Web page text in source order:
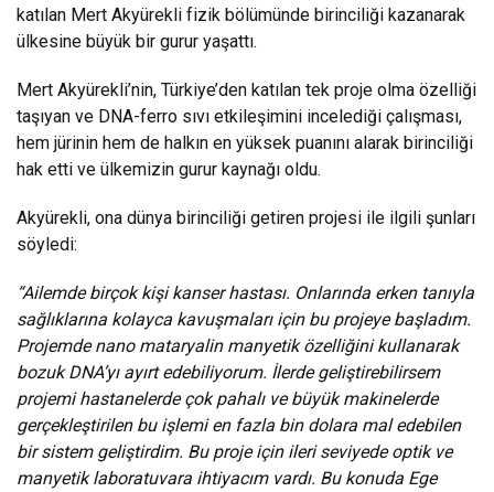
katılan Mert Akyürekli fizik bölümünde birinciliği kazanarak
ülkesine büyük bir gurur yaşattı.
Mert Akyürekli’nin, Türkiye’den katılan tek proje olma özelliği
taşıyan ve DNA-ferro sıvı etkileşimini incelediği çalışması,
hem jürinin hem de halkın en yüksek puanını alarak birinciliği
hak etti ve ülkemizin gurur kaynağı oldu.
Akyürekli, ona dünya birinciliği getiren projesi ile ilgili şunları
söyledi:
“Ailemde birçok kişi kanser hastası. Onlarında erken tanıyla
sağlıklarına kolayca kavuşmaları için bu projeye başladım.
Projemde nano mataryalin manyetik özelliğini kullanarak
bozuk DNA’yı ayırt edebiliyorum. İlerde geliştirebilirsem
projemi hastanelerde çok pahalı ve büyük makinelerde
gerçekleştirilen bu işlemi en fazla bin dolara mal edebilen
bir sistem geliştirdim. Bu proje için ileri seviyede optik ve
manyetik laboratuvara ihtiyacım vardı. Bu konuda Ege